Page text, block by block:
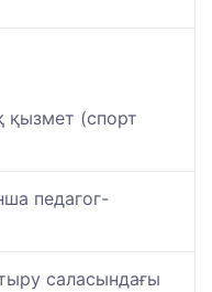
қызмет (спорт
педагог-
саласындағы